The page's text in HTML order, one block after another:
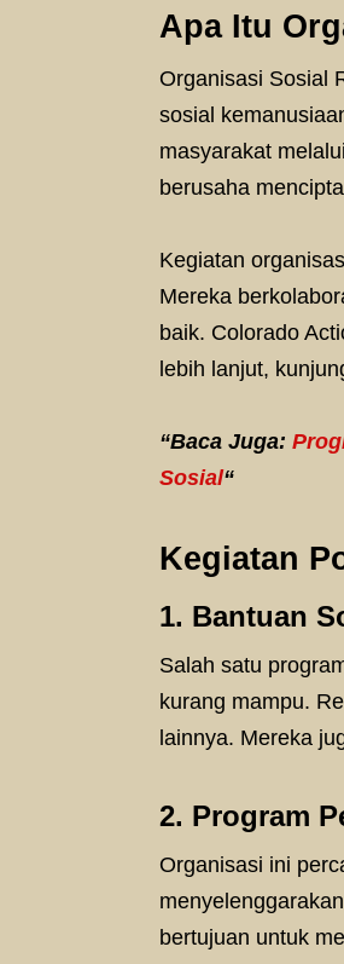
Apa Itu
Organisasi Sosial
sosial
masyarakat
berusaha
Kegiatan
Mereka
baik. Colorado
lebih lanjut,
“Baca Juga:
Sosial“
Kegiatan
1. Bantuan
Salah satu
kurang mampu.
lainnya. Mereka
2. Program
Organisasi ini
bertujuan untuk